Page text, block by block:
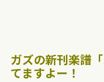
ガズの新刊楽譜
てますよー！